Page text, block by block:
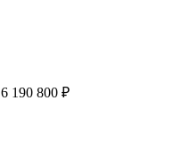
6 190 800 ₽